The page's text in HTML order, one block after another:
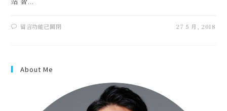
留言功能已關閉 27 5 月, 2018
About Me